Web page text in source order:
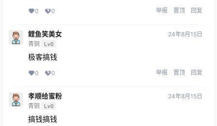
0 0 举报 置顶 回复
鲤鱼笑美女
青铜 Lv0
24年8月15日
极客搞钱
0 0 举报 置顶 回复
孝顺给蜜粉
青铜 Lv0
24年8月15日
搞钱搞钱